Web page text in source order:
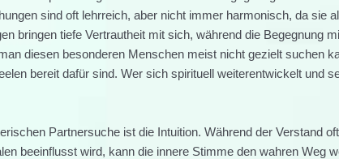
sind oft lehrreich, aber nicht immer harmonisch, da sie
bringen tiefe Vertrautheit mit sich, während die Begegnung
diesen besonderen Menschen meist nicht gezielt suchen
bereit dafür sind. Wer sich spirituell weiterentwickelt und
Partnersuche ist die Intuition. Während der Verstand
beeinflusst wird, kann die innere Stimme den wahren Weg